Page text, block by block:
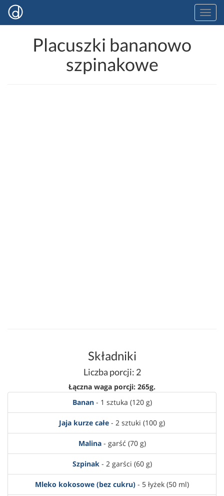
Placuszki bananowo
szpinakowe
Składniki
Liczba porcji: 2
Łączna waga porcji: 265g.
Banan- 1 sztuka (120 g)
Jaja kurze całe - 2 sztuki (100 g)
Malina- garść (70 g)
Szpinak- 2 garści (60 g)
Mleko kokosowe (bez cukru) - 5 łyżek (50 ml)